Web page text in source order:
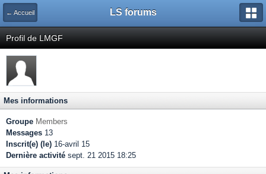
← Accueil LS forums
Profil de LMGF
Mes informations
Groupe Members
Messages 13
Inscrit(e) (le) 16-avril 15
Dernière activité sept. 21 2015 18:25